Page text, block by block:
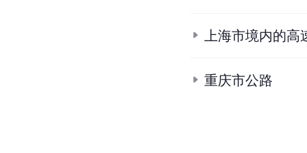
上海市境内的高
重庆市公路